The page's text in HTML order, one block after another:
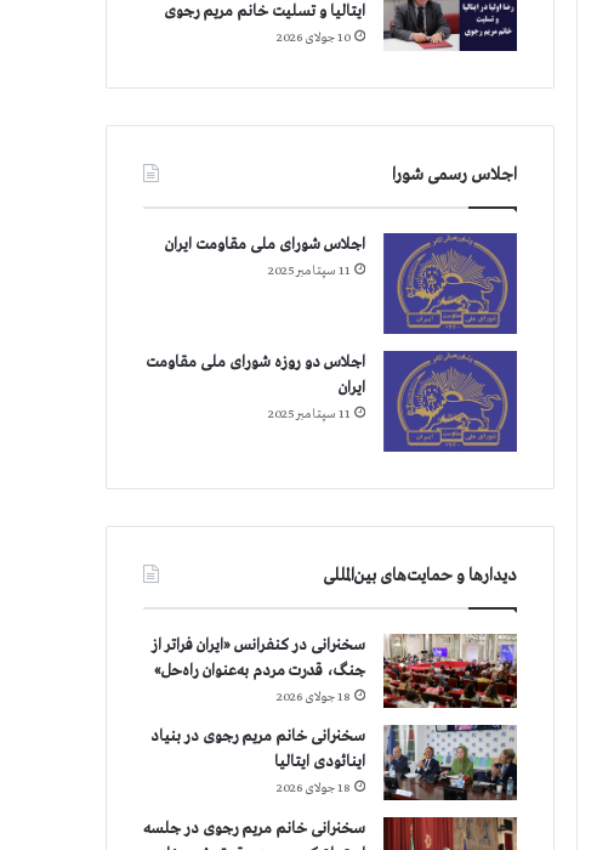
ایتالیا و تسلیت خانم مریم رجوی
10 جولای 2026
اجلاس رسمی شورا
اجلاس شورای ملی مقاومت ایران
11 سپتامبر 2025
اجلاس دو روزه شورای ملی مقاومت
ایران
11 سپتامبر 2025
دیدارها و حمایت‌های بین‌المللی
سخنرانی در کنفرانس «ایران فراتر از
جنگ، قدرت مردم به‌عنوان راه‌حل»
18 جولای 2026
سخنرانی خانم مریم رجوی در بنیاد
اینائودی ایتالیا
18 جولای 2026
سخنرانی خانم مریم رجوی در جلسه